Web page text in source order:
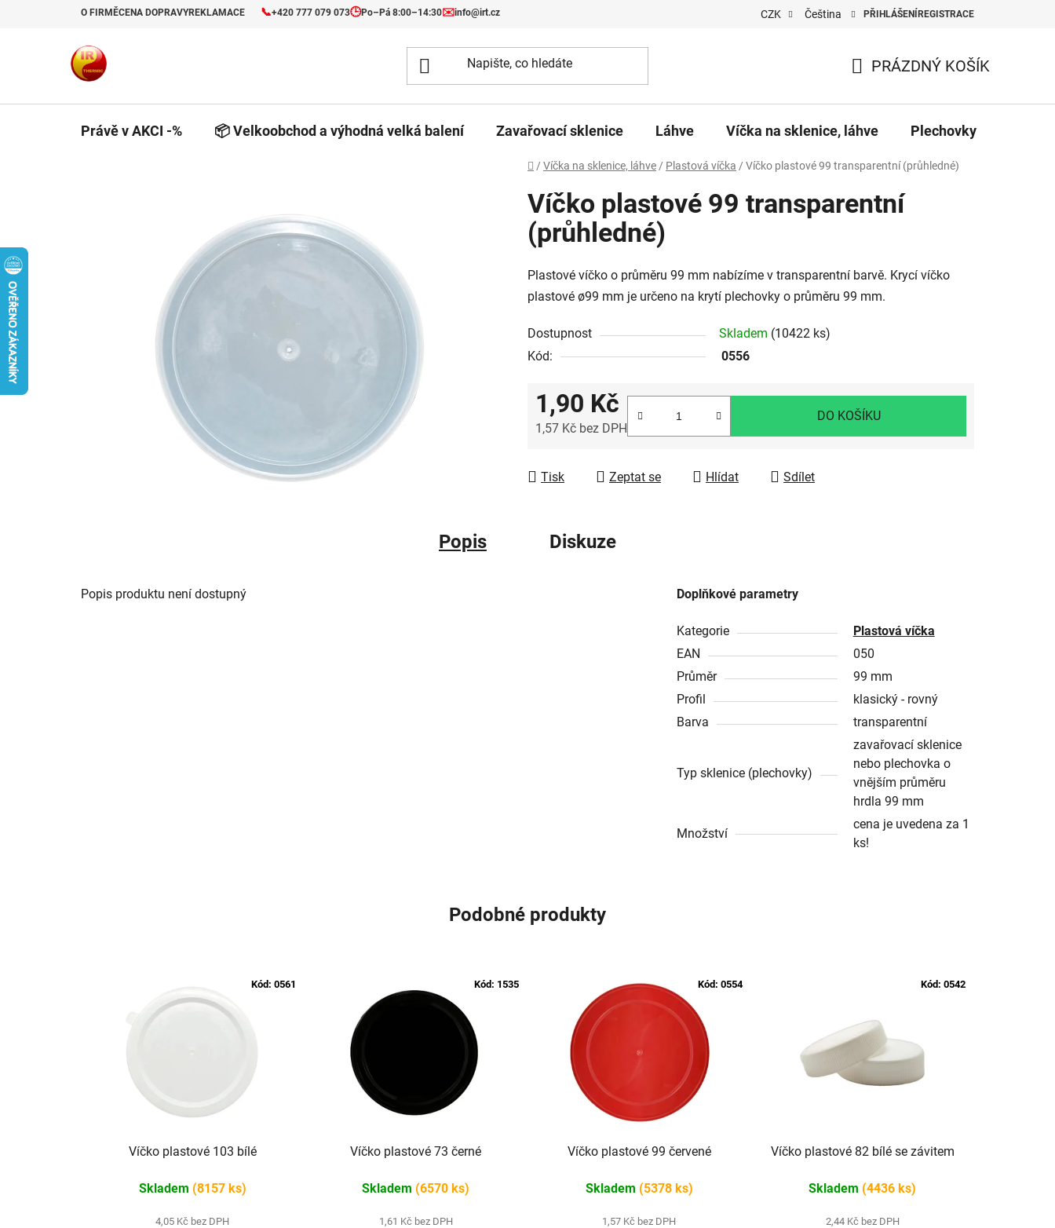
O FIRMĚCENA DOPRAVYREKLAMACE 📞+420 777 079 073🕒Po–Pá 8:00–14:30✉️info@irt.cz CZK Čeština PŘIHLÁŠENÍ REGISTRACE
KOŠÍK
PRÁZDNÝ KOŠÍK
Právě v AKCI -% 📦 Velkoobchod a výhodná velká balení Zavařovací sklenice Láhve Víčka na sklenice, láhve Plechovky
Domů
/ Víčka na sklenice, láhve / Plastová víčka / Víčko plastové 99 transparentní (průhledné)
Víčko plastové 99 transparentní
(průhledné)
Plastové víčko o průměru 99 mm nabízíme v transparentní barvě. Krycí víčko
plastové ø99 mm je určeno na krytí plechovky o průměru 99 mm.
Dostupnost Skladem (10422 ks)
Kód:
0556
1,90 Kč
1,57 Kč bez DPH
DO KOŠÍKU
Tisk Zeptat se Hlídat Sdílet
Popis Diskuze
Popis produktu není dostupný Doplňkové parametry
Kategorie
Plastová víčka
EAN
050
Průměr
99 mm
Profil
klasický - rovný
Barva
transparentní
Typ sklenice (plechovky)
zavařovací sklenice
nebo plechovka o
vnějším průměru
hrdla 99 mm
Množství
cena je uvedena za 1
ks!
Podobné produkty
Víčko plastové 103 bílé
Skladem (8157 ks)
4,05 Kč bez DPH
Kód: 0561
Víčko plastové 73 černé
Skladem (6570 ks)
1,61 Kč bez DPH
Kód: 1535
Víčko plastové 99 červené
Skladem (5378 ks)
1,57 Kč bez DPH
Kód: 0554
Víčko plastové 82 bílé se závitem
Skladem (4436 ks)
2,44 Kč bez DPH
Kód: 0542